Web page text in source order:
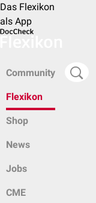
Das Flexikon
als App
Community
Flexikon
Shop
News
Jobs
CME